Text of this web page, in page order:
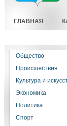
ГЛАВНАЯ
Общество
Происшествия
Культура и
Экономика
Политика
Спорт